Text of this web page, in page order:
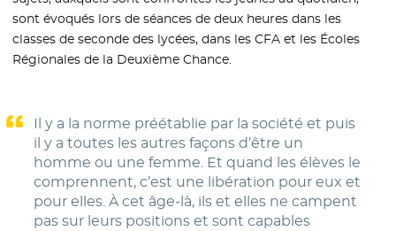
sont évoqués lors de séances de deux heures dans les
classes de seconde des lycées, dans les CFA et les Écoles
Régionales de la Deuxième Chance.
Il y a la norme préétablie par la société et puis
il y a toutes les autres façons d’être un
homme ou une femme. Et quand les élèves le
comprennent, c’est une libération pour eux et
pour elles. À cet âge-là, ils et elles ne campent
pas sur leurs positions et sont capables